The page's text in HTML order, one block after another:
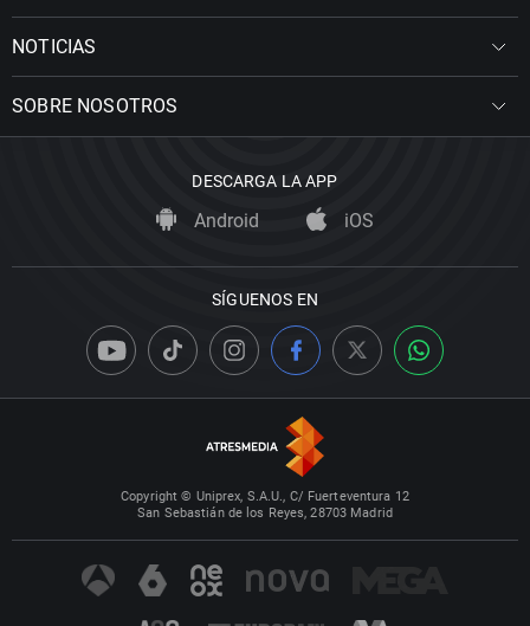
NOTICIAS
SOBRE NOSOTROS
DESCARGA LA APP
Android iOS
SÍGUENOS EN
Copyright © Uniprex, S.A.U., C/ Fuerteventura 12
San Sebastián de los Reyes, 28703 Madrid